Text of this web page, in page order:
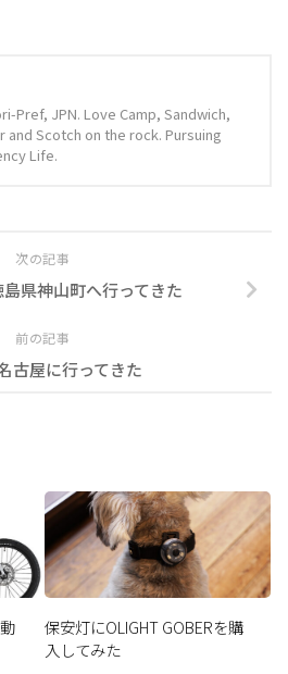
Pref, JPN. Love Camp, Sandwich,
and Scotch on the rock. Pursuing
Life.
次の記事
県神山町へ行ってきた
前の記事
古屋に行ってきた
保安灯にOLIGHT GOBERを購
入してみた